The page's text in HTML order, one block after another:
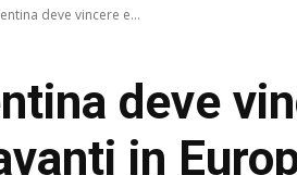
deve vincere e...
deve
in